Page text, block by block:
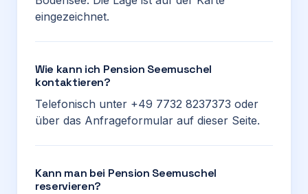
eingezeichnet.
Wie kann ich Pension Seemuschel
kontaktieren?
Telefonisch unter +49 7732 8237373 oder
über das Anfrageformular auf dieser Seite.
Kann man bei Pension Seemuschel
reservieren?